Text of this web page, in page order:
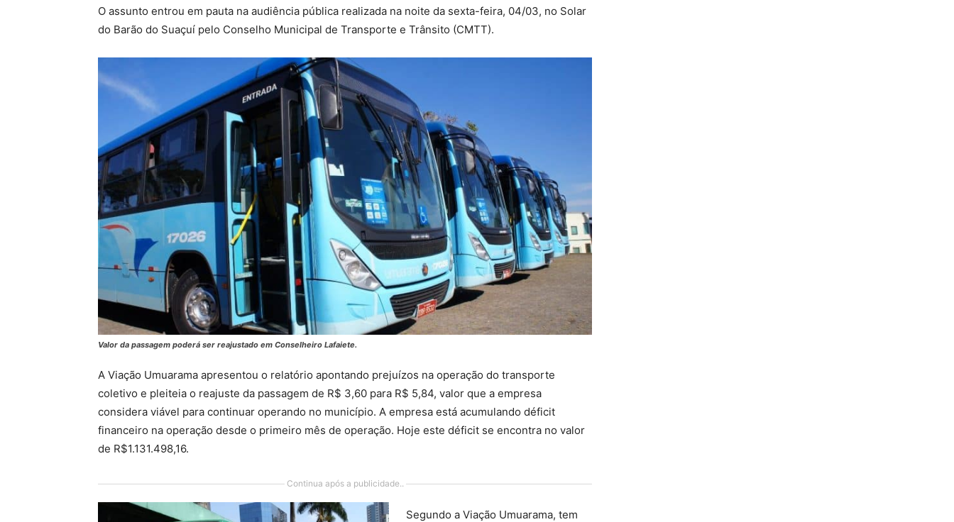
O assunto entrou em pauta na audiência pública realizada na noite da sexta-feira, 04/03, no Solar
do Barão do Suaçuí pelo Conselho Municipal de Transporte e Trânsito (CMTT).
Valor da passagem poderá ser reajustado em Conselheiro Lafaiete.
A Viação Umuarama apresentou o relatório apontando prejuízos na operação do transporte
coletivo e pleiteia o reajuste da passagem de R$ 3,60 para R$ 5,84, valor que a empresa
considera viável para continuar operando no município. A empresa está acumulando déficit
financeiro na operação desde o primeiro mês de operação. Hoje este déficit se encontra no valor
de R$1.131.498,16.
Continua após a publicidade..
Segundo a Viação Umuarama, tem